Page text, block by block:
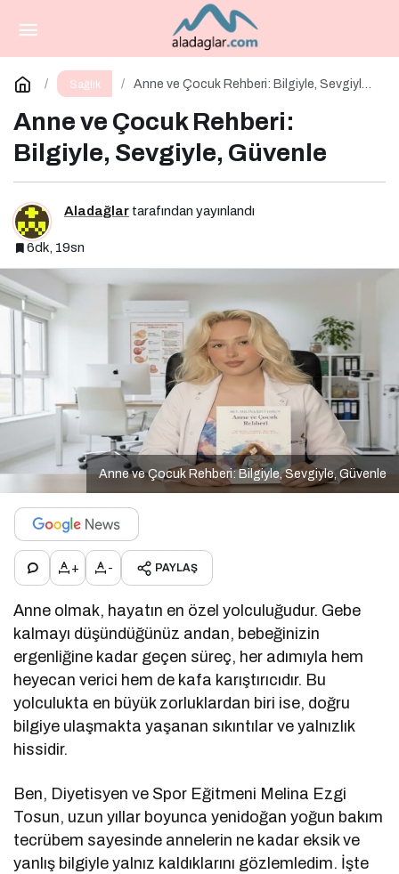
Sağlık
Anne ve Çocuk Rehberi: Bilgiyle, Sevgiyle,
Anne ve Çocuk Rehberi:
Bilgiyle, Sevgiyle, Güvenle
Aladağlar tarafından yayınlandı
6dk, 19sn
Anne ve Çocuk Rehberi: Bilgiyle, Sevgiyle, Güvenle
+ - PAYLAŞ
Anne olmak, hayatın en özel yolculuğudur. Gebe
kalmayı düşündüğünüz andan, bebeğinizin
ergenliğine kadar geçen süreç, her adımıyla hem
heyecan verici hem de kafa karıştırıcıdır. Bu
yolculukta en büyük zorluklardan biri ise, doğru
bilgiye ulaşmakta yaşanan sıkıntılar ve yalnızlık
hissidir.
Ben, Diyetisyen ve Spor Eğitmeni Melina Ezgi
Tosun, uzun yıllar boyunca yenidoğan yoğun bakım
tecrübem sayesinde annelerin ne kadar eksik ve
yanlış bilgiyle yalnız kaldıklarını gözlemledim. İşte
Mikroplastikler Soframızda: Gıdalardan
Bedenimize Nasıl Geçiyor?
Yorum Yap